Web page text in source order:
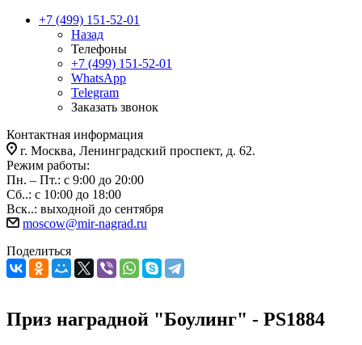
+7 (499) 151-52-01
Назад
Телефоны
+7 (499) 151-52-01
WhatsApp
Telegram
Заказать звонок
Контактная информация
г. Москва, Ленинградский проспект, д. 62.
Режим работы:
Пн. – Пт.: с 9:00 до 20:00
Сб..: с 10:00 до 18:00
Вск..: выходной до сентября
moscow@mir-nagrad.ru
Поделиться
Приз наградной "Боулинг" - PS1884